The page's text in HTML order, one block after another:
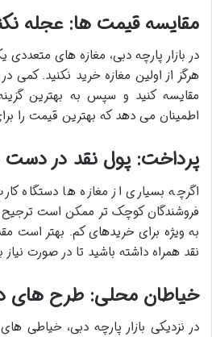
مقایسه قیمت ها: عجله
در بازار پارچه دبی، مغازه های
هرگز از اولین مغازه خرید نکنید. کمی
مقایسه کنید و سپس به بهترین
اطمینان می دهد که بهترین قیمت را
پرداخت: پول نقد در دست
اگرچه بسیاری از مغازه ها دستگاه
فروشندگان کوچک تر ممکن است ترجیح
به ویژه برای خریدهای کم. بهتر است
نقد همراه داشته باشید تا در صورت
خیاطان محلی: طرح های
در نزدیکی بازار پارچه دبی، خیاطی